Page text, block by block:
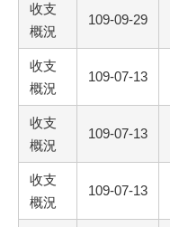
收支
概況
109-09-29
收支
概況
109-07-13
收支
概況
109-07-13
收支
概況
109-07-13